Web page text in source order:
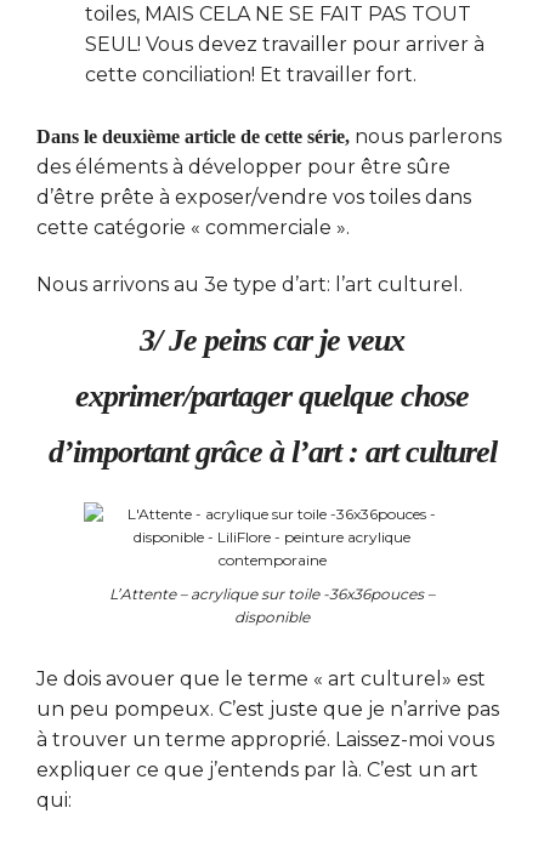
toiles, MAIS CELA NE SE FAIT PAS TOUT
SEUL! Vous devez travailler pour arriver à
cette conciliation! Et travailler fort.
Dans le deuxième article de cette série, nous parlerons
des éléments à développer pour être sûre
d’être prête à exposer/vendre vos toiles dans
cette catégorie « commerciale ».
Nous arrivons au 3e type d’art: l’art culturel.
3/ Je peins car je veux
exprimer/partager quelque chose
d’important grâce à l’art : art culturel
L’Attente – acrylique sur toile -36x36pouces –
disponible
Je dois avouer que le terme « art culturel» est
un peu pompeux. C’est juste que je n’arrive pas
à trouver un terme approprié. Laissez-moi vous
expliquer ce que j’entends par là. C’est un art
qui: